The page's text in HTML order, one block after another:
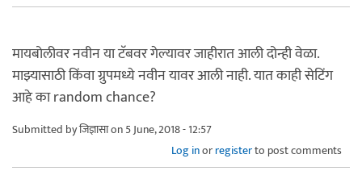
मायबोलीवर नवीन या टॅबवर गेल्यावर जाहीरात आली दोन्ही वेळा.
माझ्यासाठी किंवा ग्रुपमध्ये नवीन यावर आली नाही. यात काही सेटिंग
आहे का random chance?
Submitted byजिज्ञासाon 5 June, 2018 - 12:57
Log inorregisterto post comments